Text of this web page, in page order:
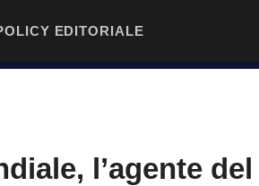
EDITORIALE
l’agente del